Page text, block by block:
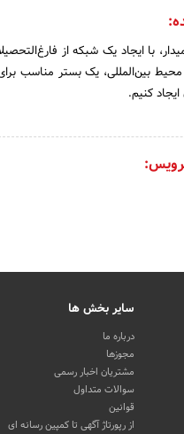
با ایجاد یک شبکه از
بین‌المللی، یک بستر مناسب
کنیم.
سایر بخش ها
درباره ما
مجوزها
مشتریان اخبار رسمی
سوالات متداول
قوانین
از رپورتاژ آگهی تا کمپین رسانه ای